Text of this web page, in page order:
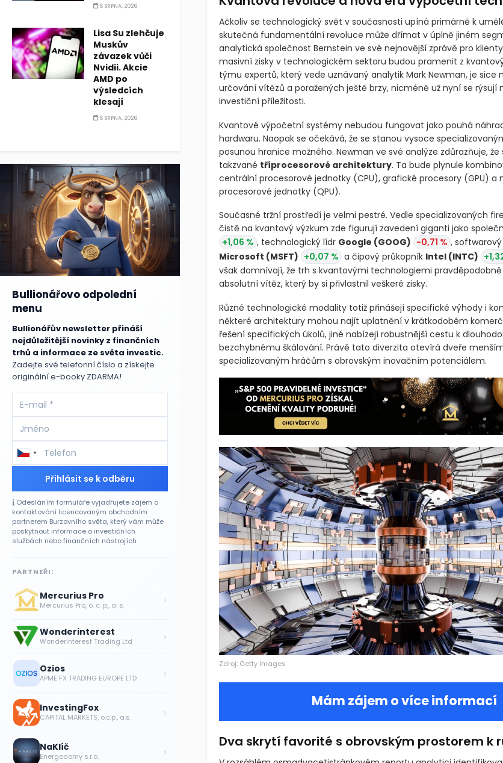
Kvantová revoluce a nová éra výpočetní
Ačkoliv se technologický svět v současnosti upíná primárně k
skutečná fundamentální revoluce může dřímat v úplně jiném
analytická společnost Bernstein ve své nejnovější zprávě pro klienty
masivní zisky v technologickém sektoru budou pramenit z
týmu expertů, který vede uznávaný analytik Mark Newman, je sice
určování vítězů a poražených ještě brzy, nicméně už nyní se rýsují
investiční příležitosti.
Kvantové výpočetní systémy nebudou fungovat jako pouhá
hardwaru. Naopak se očekává, že se stanou vysoce
posunou hranice možného. Newman ve své analýze zdůrazňuje, že
takzvanétříprocesorové architektury
. Ta bude plynule
centrální procesorové jednotky
procesorové jednotky(QPU).
Současné tržní prostředí je velmi pestré. Vedle specializovaných
čistě na kvantový výzkum zde figurují zavedení giganti jako
+1,06 %
, technologický lídr Google (GOOG) -0,71 %
,
Microsoft(MSFT) +0,07 % a čipový průkopníkIntel (INTC)
však domnívají, že trh s kvantovými technologiemi pravděpodobně
absolutní vítěz, který by si přivlastnil veškeré zisky.
Různé technologické modality totiž přinášejí specifické výhody i
některé architektury mohou najít uplatnění v krátkodobém
řešení specifických úkolů, jiné nabízejí robustnější cestu k
bezchybnému škálování. Právě tato diverzita otevírá dveře
specializovaným hráčům s obrovským inovačním potenciálem.
Mám zájem o více informací
6 SRPNA, 2026
Lisa Su zlehčuje
Muskův
závazek vůči
Nvidii. Akcie
AMD po
výsledcích
klesají
6 SRPNA, 2026
Bullionářovo odpolední
menu
Bullionářův newsletter přináší
nejdůležitější novinky z finančních
trhů a informace ze světa investic.
Zadejte své telefonní číslo a získejte
originální e-booky ZDARMA!
Přihlásit se k odběru
Odesláním formuláře vyjadřujete zájem o
kontaktování licencovaným obchodním
partnerem Burzovního světa, který vám může
poskytnout informace o investičních
službách nebo finančních nástrojích.
PARTNEŘI:
Mercurius Pro
Mercurius Pro, o. c. p., a. s. ›
Wonderinterest
Wonderinterest Trading Ltd ›
Ozios
APME FX TRADING EUROPE LTD ›
InvestingFox
CAPITAL MARKETS, o.c.p., a.s. ›
NaKlíč
Energodomy s.r.o. ›